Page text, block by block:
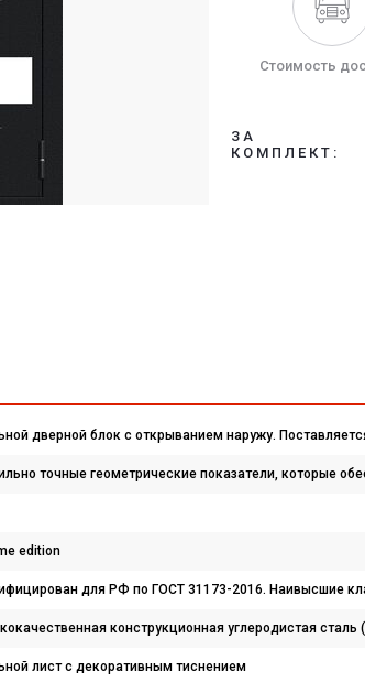
Стоимость
ЗА
КОМПЛЕКТ:
дверной блок с открыванием наружу.
точные геометрические показатели, которые
edition
для РФ по ГОСТ 31173-2016. Наивысшие
конструкционная углеродистая сталь
лист с декоративным тиснением